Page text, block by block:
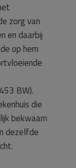
zorg van
en daarbij
op hem
BW).
die
bekwaam
dezelfde